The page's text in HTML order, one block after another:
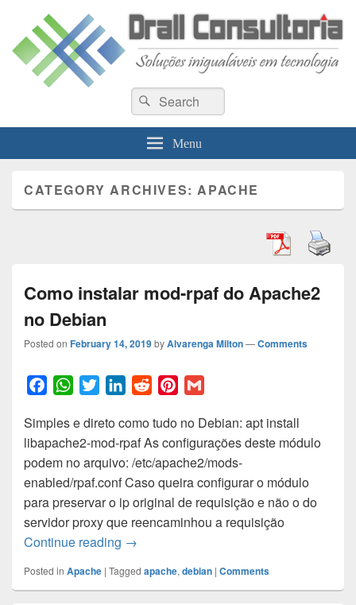
Drall Dev Community
Blog de compartilhamento de informações de desenvolvimento de sistemas
Search
for:
Search
Menu
CATEGORY ARCHIVES: APACHE
Como instalar mod-rpaf do Apache2
no Debian
Posted on February 14, 2019byAlvarenga Milton—Comments
c
e
b
o
o
k
W
a
t
s
A
p
p
i
t
t
e
r
n
k
e
d
I
n
R
d
d
i
t
n
t
e
r
e
s
a
i
l
Simples e direto como tudo no Debian: apt install
libapache2-mod-rpaf As configurações deste módulo
podem no arquivo: /etc/apache2/mods-
enabled/rpaf.conf Caso queira configurar o módulo
para preservar o ip original de requisição e não o do
servidor proxy que reencaminhou a requisição
Continue reading Como instalar mod-rpaf do Apache2 no
→
Posted in Apache | Tagged apache, debian | Comments